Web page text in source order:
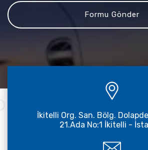
İkitelli Org. San. Bölg.
21.Ada No:1 İkitelli -